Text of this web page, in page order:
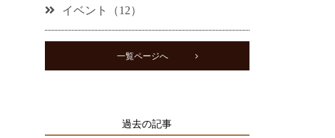
イベント（12）
一覧ページへ
過去の記事